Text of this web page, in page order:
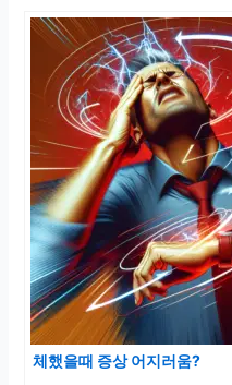
체했을때 증상 어지러움?